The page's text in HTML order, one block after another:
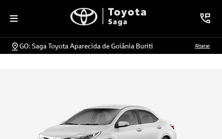
GO: Saga Toyota Aparecida de Goiânia Buriti Alterar